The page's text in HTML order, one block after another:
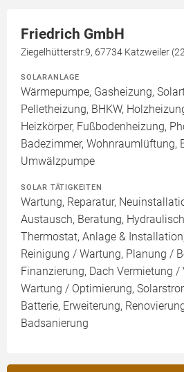
Friedrich GmbH
Ziegelhütterstr.9, 67734 Katzweiler
SOLARANLAGE
Wärmepumpe, Gasheizung,
Pelletheizung, BHKW,
Heizkörper, Fußbodenheizung,
Badezimmer, Wohnraumlüftung,
Umwälzpumpe
SOLAR TÄTIGKEITEN
Wartung, Reparatur,
Austausch, Beratung,
Thermostat, Anlage &
Reinigung / Wartung, Planung /
Finanzierung, Dach Vermietung /
Wartung / Optimierung,
Batterie, Erweiterung,
Badsanierung